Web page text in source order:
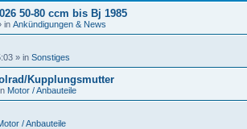
50-80 ccm bis Bj 1985
in Ankündigungen & News
» in Sonstiges
Kupplungsmutter
Motor / Anbauteile
/ Anbauteile